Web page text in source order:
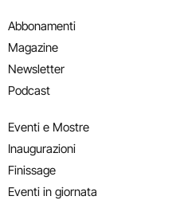
Abbonamenti
Magazine
Newsletter
Podcast
Eventi e Mostre
Inaugurazioni
Finissage
Eventi in giornata